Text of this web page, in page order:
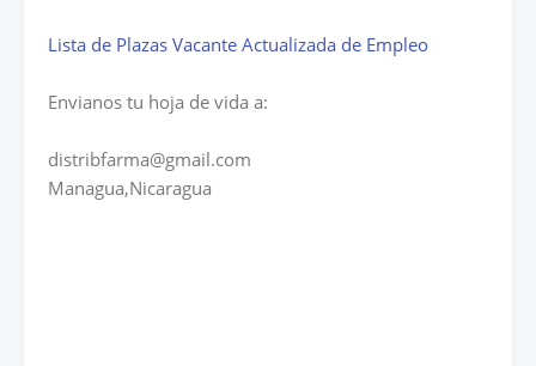
Lista de Plazas Vacante Actualizada de Empleo
Envianos tu hoja de vida a:
distribfarma@gmail.com
Managua,Nicaragua